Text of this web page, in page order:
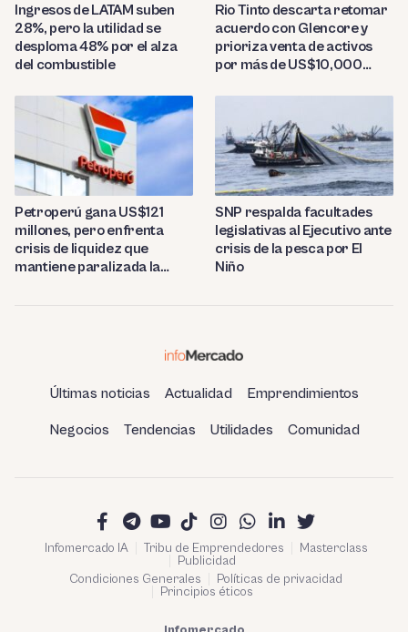
Ingresos de LATAM suben
28%, pero la utilidad se
desploma 48% por el alza
del combustible
Rio Tinto descarta retomar
acuerdo con Glencore y
prioriza venta de activos
por más de US$10,000
Petroperú gana US$121
millones, pero enfrenta
crisis de liquidez que
mantiene paralizada la
SNP respalda facultades
legislativas al Ejecutivo ante
crisis de la pesca por El
Niño
Últimas noticias Actualidad Emprendimientos
Negocios Tendencias Utilidades Comunidad
Infomercado IA Tribu de Emprendedores
Masterclass
Publicidad
Condiciones Generales
Políticas de privacidad
Principios éticos